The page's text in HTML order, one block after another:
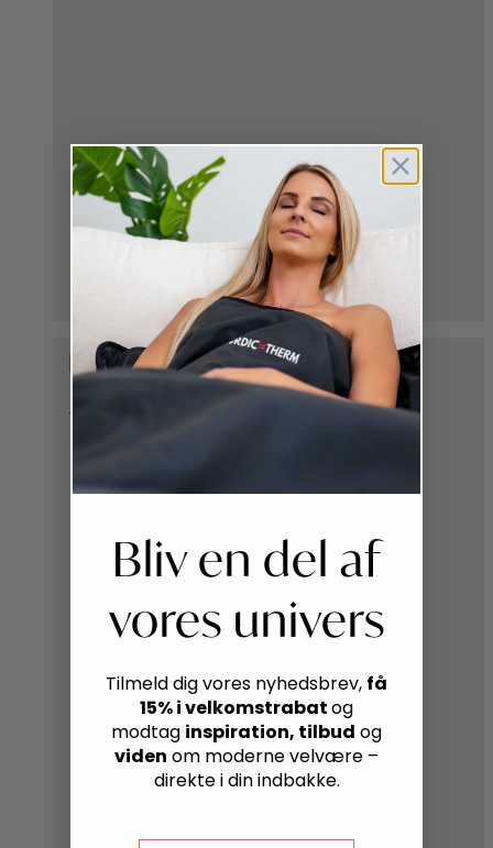
Filter børste
Bliv en del af
vores univers
Tilmeld dig vores nyhedsbrev,få
15% i velkomstrabatog
modtaginspiration, tilbudog
videnom moderne velvære –
direkte i din indbakke.